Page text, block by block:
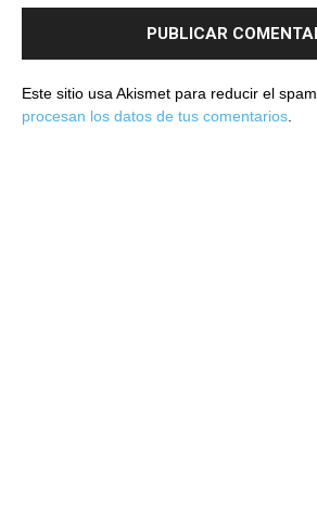
Este sitio usa Akismet para reducir el spam.
procesan los datos de tus comentarios